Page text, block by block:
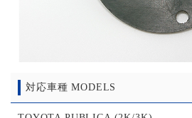
対応車種 MODELS